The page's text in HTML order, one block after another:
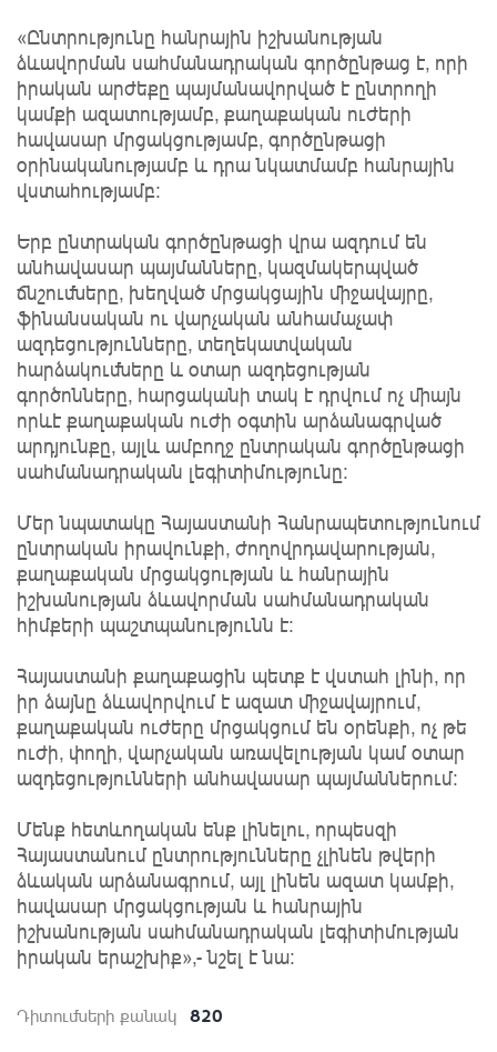
«Ընտրությունը հանրային իշխանության
ձևավորման սահմանադրական գործընթաց է, որի
իրական արժեքը պայմանավորված է ընտրողի
կամքի ազատությամբ, քաղաքական ուժերի
հավասար մրցակցությամբ, գործընթացի
օրինականությամբ և դրա նկատմամբ հանրային
վստահությամբ։
Երբ ընտրական գործընթացի վրա ազդում են
անհավասար պայմանները, կազմակերպված
ճնշումները, խեղված մրցակցային միջավայրը,
ֆինանսական ու վարչական անհամաչափ
ազդեցությունները, տեղեկատվական
հարձակումները և օտար ազդեցության
գործոնները, հարցականի տակ է դրվում ոչ միայն
որևէ քաղաքական ուժի օգտին արձանագրված
արդյունքը, այլև ամբողջ ընտրական գործընթացի
սահմանադրական լեգիտիմությունը։
Մեր նպատակը Հայաստանի Հանրապետությունում
ընտրական իրավունքի, ժողովրդավարության,
քաղաքական մրցակցության և հանրային
իշխանության ձևավորման սահմանադրական
հիմքերի պաշտպանությունն է։
Հայաստանի քաղաքացին պետք է վստահ լինի, որ
իր ձայնը ձևավորվում է ազատ միջավայրում,
քաղաքական ուժերը մրցակցում են օրենքի, ոչ թե
ուժի, փողի, վարչական առավելության կամ օտար
ազդեցությունների անհավասար պայմաններում։
Մենք հետևողական ենք լինելու, որպեսզի
Հայաստանում ընտրությունները չլինեն թվերի
ձևական արձանագրում, այլ լինեն ազատ կամքի,
հավասար մրցակցության և հանրային
իշխանության սահմանադրական լեգիտիմության
իրական երաշխիք»,- նշել է նա։
Դիտումների քանակ 820